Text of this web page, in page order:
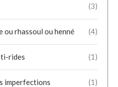
(3)
ou rhassoul ou henné (4)
rides (1)
imperfections (1)